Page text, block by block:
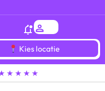
overzichtvan heel
Kies locatie
★ ★ ★ ★